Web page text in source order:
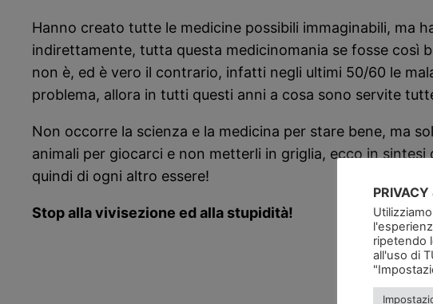
Hanno creato tutte le medicine possibili immaginabili, ma
indirettamente, tutta questa medicinomania se fosse così
non è, ed è vero il contrario, infatti negli ultimi 50/60 le
problema, allora in tutti questi anni a cosa sono servite
Non occorre la scienza e la medicina per stare bene, ma
animali per giocarci e non metterli in griglia, ecco in sintesi
quindi di ogni altro essere!
Stop alla vivisezione ed alla stupidità!
ripetendo
all'uso di